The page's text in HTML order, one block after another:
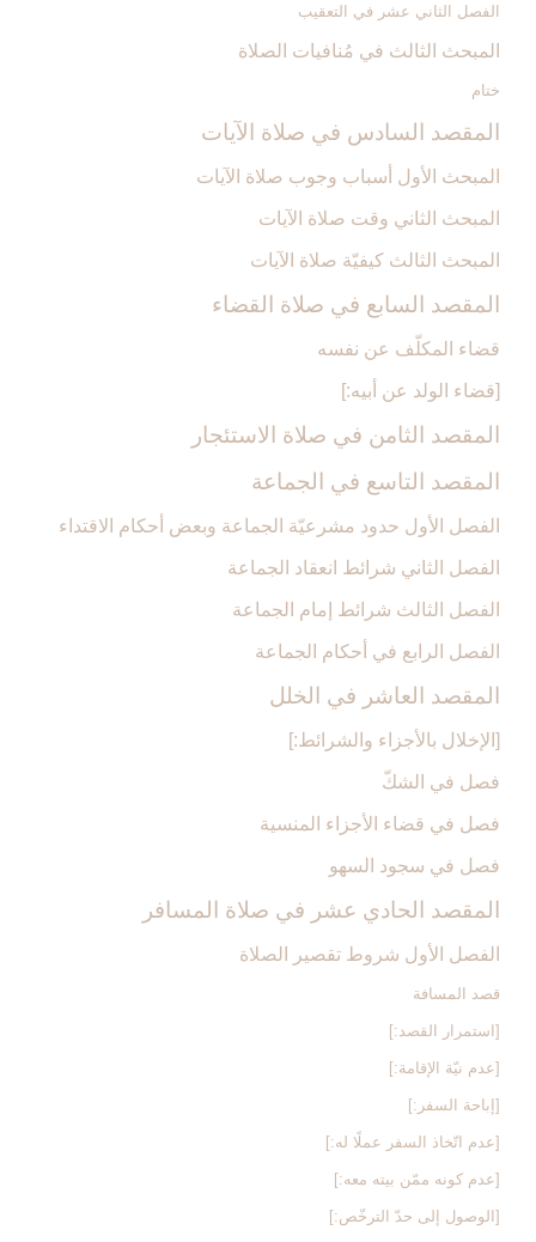
الفصل الثاني عشر في التعقيب
المبحث الثالث في مُنافيات الصلاة
ختام
المقصد السادس في صلاة الآيات‏
المبحث الأول أسباب وجوب صلاة الآيات‏
المبحث الثاني وقت صلاة الآيات‏
المبحث الثالث كيفيّة صلاة الآيات‏
المقصد السابع في صلاة القضاء
قضاء المكلّف عن نفسه
[قضاء الولد عن أبيه:]
المقصد الثامن في صلاة الاستئجار
المقصد التاسع في الجماعة
الفصل الأول حدود مشرعيّة الجماعة وبعض أحكام الاقتداء
الفصل الثاني شرائط انعقاد الجماعة
الفصل الثالث شرائط إمام الجماعة
الفصل الرابع في أحكام الجماعة
المقصد العاشر في الخلل‏
[الإخلال بالأجزاء والشرائط:]
فصل في الشكّ
فصل في قضاء الأجزاء المنسية
فصل في سجود السهو
المقصد الحادي عشر في صلاة المسافر
الفصل الأول شروط تقصير الصلاة
قصد المسافة
[استمرار القصد:]
[عدم نيّة الإقامة:]
[إباحة السفر:]
[عدم اتّخاذ السفر عملًا له:]
[عدم كونه ممّن بيته معه:]
[الوصول إلى حدّ الترخّص:]